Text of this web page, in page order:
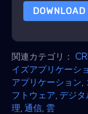
DOWNLOAD
関連カテゴリ：
イズアプリケーシ
アプリケーション
フトウェア デジ
理 通信 雲